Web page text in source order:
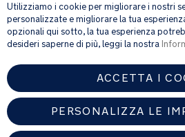
email address
Fornendo l’indirizzo e-mail, acconsenti a
newsletter e le informazioni su prodotti e
interessarti.
Per ulteriori dettagli sul trattamento dei dati
nostrainformativa sulla privacy.
Utilizziamo i cookie per migliorare i nostri
personalizzate e migliorare la tua
opzionali qui sotto, la tua esperienza
desideri saperne di più, leggi la nostra
ACCETTA I
PERSONALIZZA LE